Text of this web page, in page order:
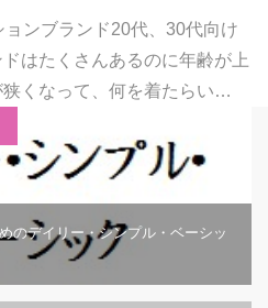
ンブランド20代、30代向け
はたくさんあるのに年齢が上
くなって、何を着たらい…
のデイリー・シンプル・ベーシッ